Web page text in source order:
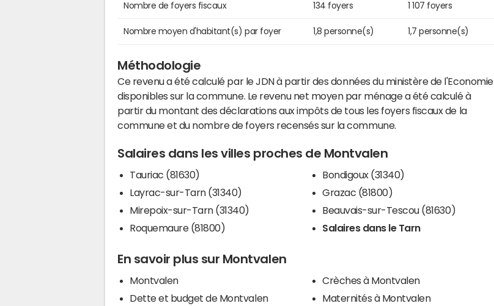
Nombre de foyers fiscaux 134 foyers 1 107 foyers
Nombre moyen d'habitant(s) par foyer 1,8 personne(s) 1,7 personne(s)
Méthodologie
Ce revenu a été calculé par le JDN à partir des données du ministère de l'Economie
disponibles sur la commune. Le revenu net moyen par ménage a été calculé à
partir du montant des déclarations aux impôts de tous les foyers fiscaux de la
commune et du nombre de foyers recensés sur la commune.
Salaires dans les villes proches de Montvalen
Tauriac (81630)
Layrac-sur-Tarn (31340)
Mirepoix-sur-Tarn (31340)
Roquemaure (81800)
Bondigoux (31340)
Grazac (81800)
Beauvais-sur-Tescou (81630)
Salaires dans le Tarn
En savoir plus sur Montvalen
Montvalen
Dette et budget de Montvalen
Crèches à Montvalen
Maternités à Montvalen